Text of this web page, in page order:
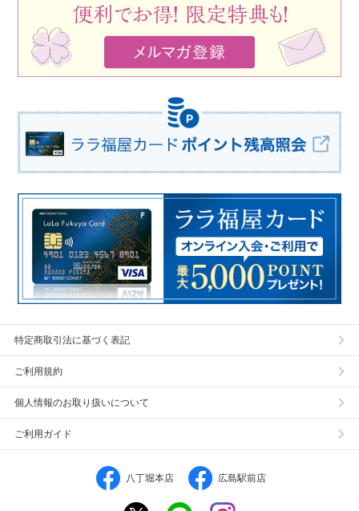
特定商取引法に基づく表記
ご利用規約
個人情報のお取り扱いについて
ご利用ガイド
八丁堀本店 広島駅前店